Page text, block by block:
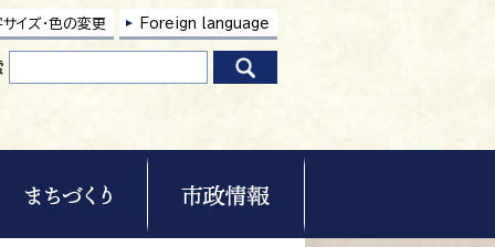
イズ・色の変更 Foreign language